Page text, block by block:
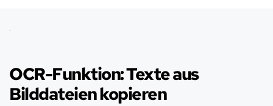
OCR-Funktion: Texte aus
Bilddateien kopieren